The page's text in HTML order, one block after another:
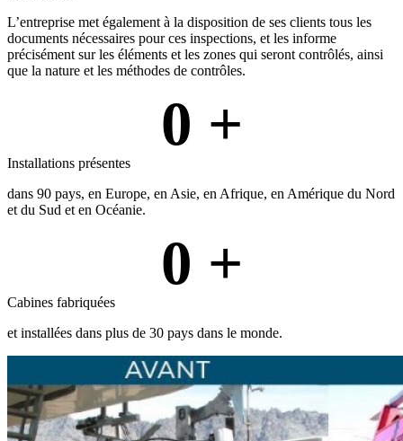
L’entreprise met également à la disposition de ses clients tous les
documents nécessaires pour ces inspections, et les informe
précisément sur les éléments et les zones qui seront contrôlés, ainsi
que la nature et les méthodes de contrôles.
0 +
Installations présentes
dans 90 pays, en Europe, en Asie, en Afrique, en Amérique du Nord
et du Sud et en Océanie.
0 +
Cabines fabriquées
et installées dans plus de 30 pays dans le monde.